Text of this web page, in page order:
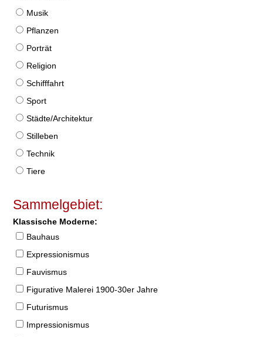
Musik
Pflanzen
Porträt
Religion
Schifffahrt
Sport
Städte/Architektur
Stilleben
Technik
Tiere
Sammelgebiet:
Klassische Moderne:
Bauhaus
Expressionismus
Fauvismus
Figurative Malerei 1900-30er Jahre
Futurismus
Impressionismus